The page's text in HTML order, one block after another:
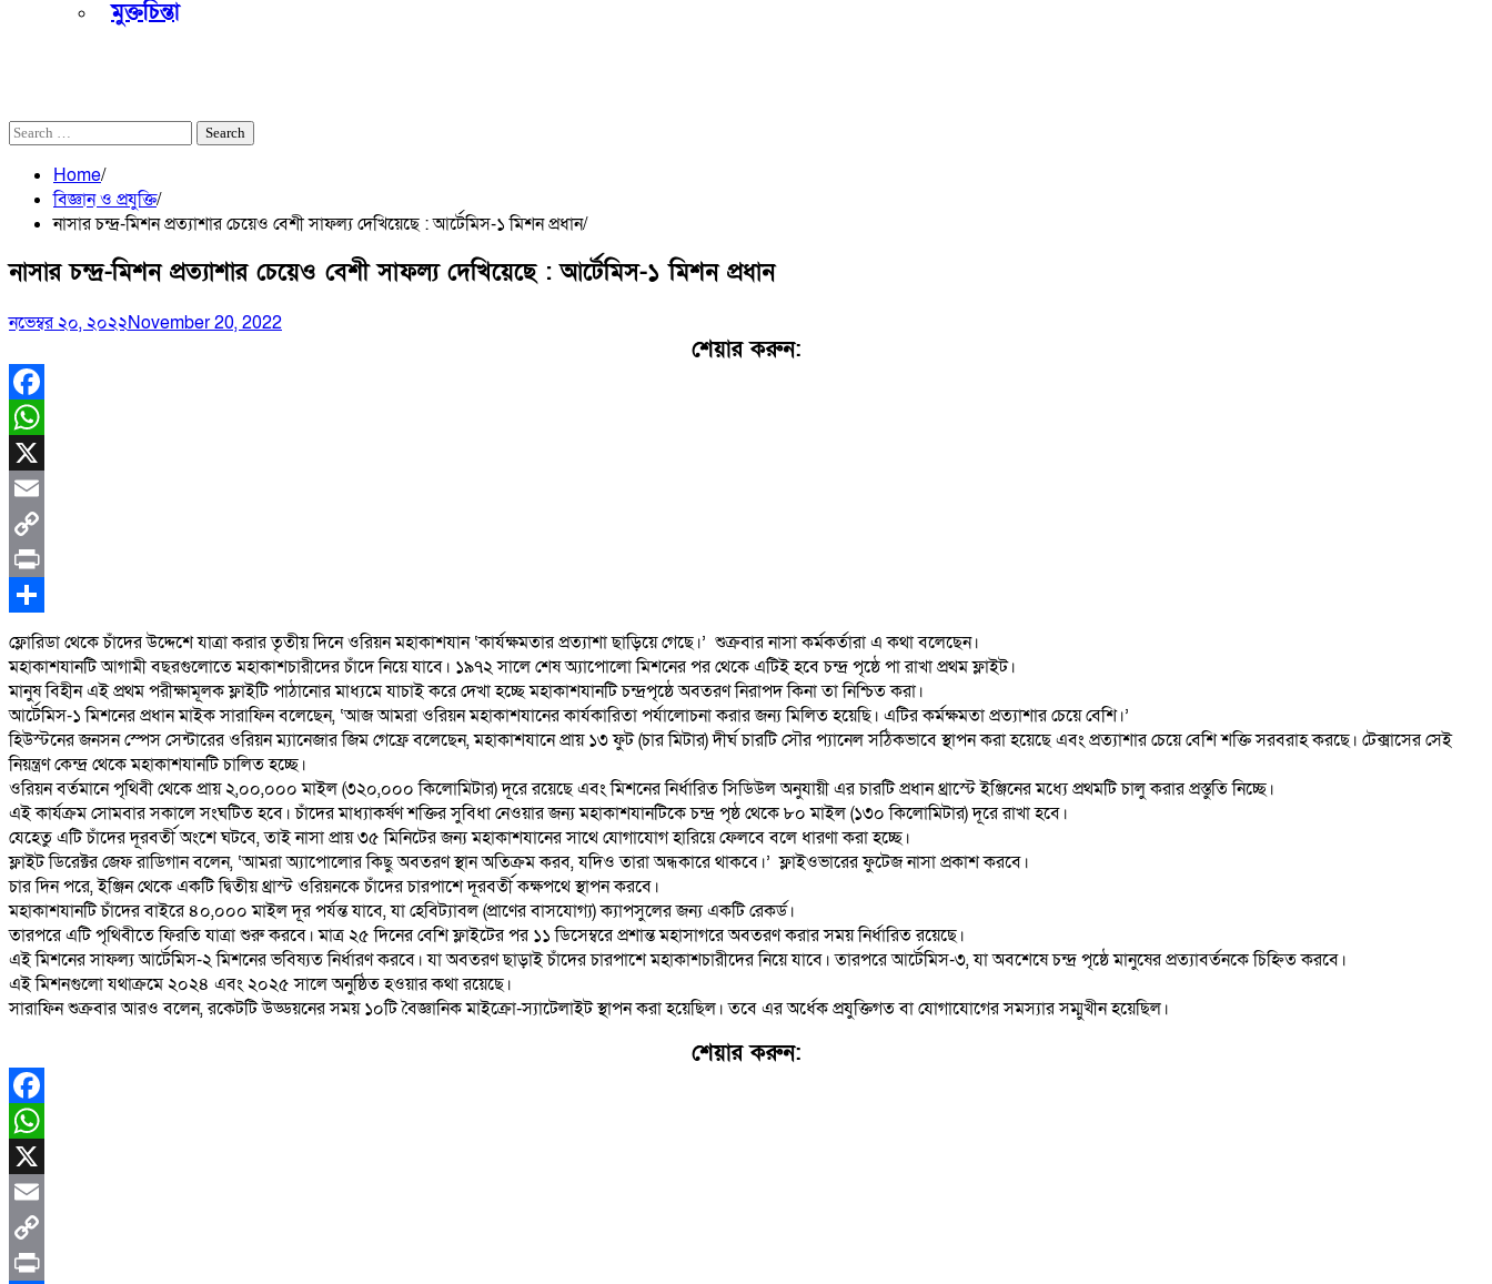
মুক্তচিন্তা
Search
Home
বিজ্ঞান ও প্রযুক্তি
নাসার চন্দ্র-মিশন প্রত্যাশার চেয়েও বেশী সাফল্য দেখিয়েছে : আর্টেমিস-১ মিশন প্রধান
নাসার চন্দ্র-মিশন প্রত্যাশার চেয়েও বেশী সাফল্য দেখিয়েছে : আর্টেমিস-১ মিশন প্রধান
নভেম্বর ২০, ২০২২November 20, 2022
শেয়ার করুন:
Share
ফ্লোরিডা থেকে চাঁদের উদ্দেশে যাত্রা করার তৃতীয় দিনে ওরিয়ন মহাকাশযান ‘কার্যক্ষমতার প্রত্যাশা ছাড়িয়ে গেছে।’ শুক্রবার নাসা কর্মকর্তারা এ কথা বলেছেন।
মহাকাশযানটি আগামী বছরগুলোতে মহাকাশচারীদের চাঁদে নিয়ে যাবে। ১৯৭২ সালে শেষ অ্যাপোলো মিশনের পর থেকে এটিই হবে চন্দ্র পৃষ্ঠে পা রাখা প্রথম ফ্লাইট।
মানুষ বিহীন এই প্রথম পরীক্ষামূলক ফ্লাইটি পাঠানোর মাধ্যমে যাচাই করে দেখা হচ্ছে মহাকাশযানটি চন্দ্রপৃষ্ঠে অবতরণ নিরাপদ কিনা তা নিশ্চিত করা।
আর্টেমিস-১ মিশনের প্রধান মাইক সারাফিন বলেছেন, ‘আজ আমরা ওরিয়ন মহাকাশযানের কার্যকারিতা পর্যালোচনা করার জন্য মিলিত হয়েছি। এটির কর্মক্ষমতা প্রত্যাশার চেয়ে বেশি।’
হিউস্টনের জনসন স্পেস সেন্টারের ওরিয়ন ম্যানেজার জিম গেফ্রে বলেছেন, মহাকাশযানে প্রায় ১৩ ফুট (চার মিটার) দীর্ঘ চারটি সৌর প্যানেল সঠিকভাবে স্থাপন করা হয়েছে এবং প্রত্যাশার চেয়ে বেশি শক্তি সরবরাহ করছে। টেক্সাসের সেই
নিয়ন্ত্রণ কেন্দ্র থেকে মহাকাশযানটি চালিত হচ্ছে।
ওরিয়ন বর্তমানে পৃথিবী থেকে প্রায় ২,০০,০০০ মাইল (৩২০,০০০ কিলোমিটার) দূরে রয়েছে এবং মিশনের নির্ধারিত সিডিউল অনুযায়ী এর চারটি প্রধান থ্রাস্টে ইঞ্জিনের মধ্যে প্রথমটি চালু করার প্রস্তুতি নিচ্ছে।
এই কার্যক্রম সোমবার সকালে সংঘটিত হবে। চাঁদের মাধ্যাকর্ষণ শক্তির সুবিধা নেওয়ার জন্য মহাকাশযানটিকে চন্দ্র পৃষ্ঠ থেকে ৮০ মাইল (১৩০ কিলোমিটার) দূরে রাখা হবে।
যেহেতু এটি চাঁদের দূরবর্তী অংশে ঘটবে, তাই নাসা প্রায় ৩৫ মিনিটের জন্য মহাকাশযানের সাথে যোগাযোগ হারিয়ে ফেলবে বলে ধারণা করা হচ্ছে।
ফ্লাইট ডিরেক্টর জেফ রাডিগান বলেন, ‘আমরা অ্যাপোলোর কিছু অবতরণ স্থান অতিক্রম করব, যদিও তারা অন্ধকারে থাকবে।’ ফ্লাইওভারের ফুটেজ নাসা প্রকাশ করবে।
চার দিন পরে, ইঞ্জিন থেকে একটি দ্বিতীয় থ্রাস্ট ওরিয়নকে চাঁদের চারপাশে দূরবর্তী কক্ষপথে স্থাপন করবে।
মহাকাশযানটি চাঁদের বাইরে ৪০,০০০ মাইল দূর পর্যন্ত যাবে, যা হেবিট্যাবল (প্রাণের বাসযোগ্য) ক্যাপসুলের জন্য একটি রেকর্ড।
তারপরে এটি পৃথিবীতে ফিরতি যাত্রা শুরু করবে। মাত্র ২৫ দিনের বেশি ফ্লাইটের পর ১১ ডিসেম্বরে প্রশান্ত মহাসাগরে অবতরণ করার সময় নির্ধারিত রয়েছে।
এই মিশনের সাফল্য আর্টেমিস-২ মিশনের ভবিষ্যত নির্ধারণ করবে। যা অবতরণ ছাড়াই চাঁদের চারপাশে মহাকাশচারীদের নিয়ে যাবে। তারপরে আর্টেমিস-৩, যা অবশেষে চন্দ্র পৃষ্ঠে মানুষের প্রত্যাবর্তনকে চিহ্নিত করবে।
এই মিশনগুলো যথাক্রমে ২০২৪ এবং ২০২৫ সালে অনুষ্ঠিত হওয়ার কথা রয়েছে।
সারাফিন শুক্রবার আরও বলেন, রকেটটি উড্ডয়নের সময় ১০টি বৈজ্ঞানিক মাইক্রো-স্যাটেলাইট স্থাপন করা হয়েছিল। তবে এর অর্ধেক প্রযুক্তিগত বা যোগাযোগের সমস্যার সম্মুখীন হয়েছিল।
শেয়ার করুন: